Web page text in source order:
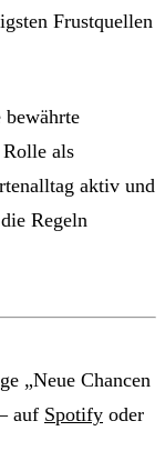
Frustquellen
als
aktiv und
Regeln
„Neue Chancen
auf Spotify oder